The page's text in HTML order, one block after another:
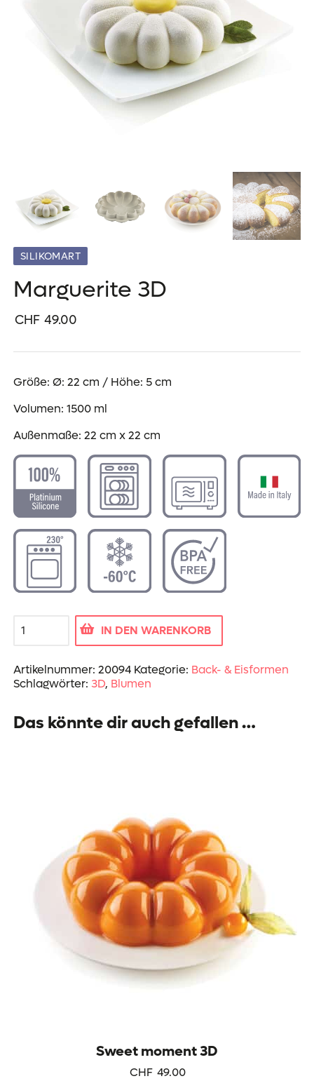
SILIKOMART
Marguerite 3D
CHF 49.00
Größe: Ø: 22 cm / Höhe: 5 cm
Volumen: 1500 ml
Außenmaße: 22 cm x 22 cm
3D
IN DEN WARENKORB
Artikelnummer: 20094 Kategorie: Back- & Eisformen
Schlagwörter: 3D, Blumen
Das könnte dir auch gefallen …
Sweet moment 3D
CHF 49.00